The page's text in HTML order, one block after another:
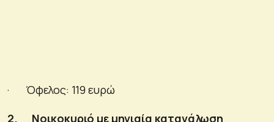
· Όφελος: 119 ευρώ
2.
Νοικοκυριό με μηνιαία κατανάλωση